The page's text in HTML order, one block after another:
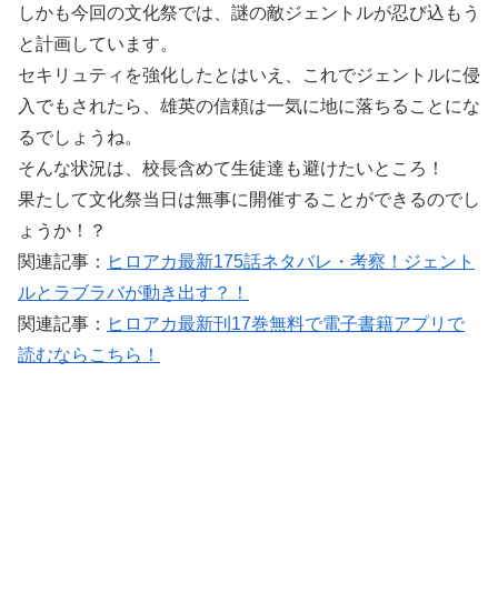
しかも今回の文化祭では、謎の敵ジェントルが忍び込もう
と計画しています。
セキリュティを強化したとはいえ、これでジェントルに侵
入でもされたら、雄英の信頼は一気に地に落ちることにな
るでしょうね。
そんな状況は、校長含めて生徒達も避けたいところ！
果たして文化祭当日は無事に開催することができるのでし
ょうか！？
関連記事： ヒロアカ最新175話ネタバレ・考察！ジェント
ルとラブラバが動き出す？！
関連記事： ヒロアカ最新刊17巻無料で電子書籍アプリで
読むならこちら！